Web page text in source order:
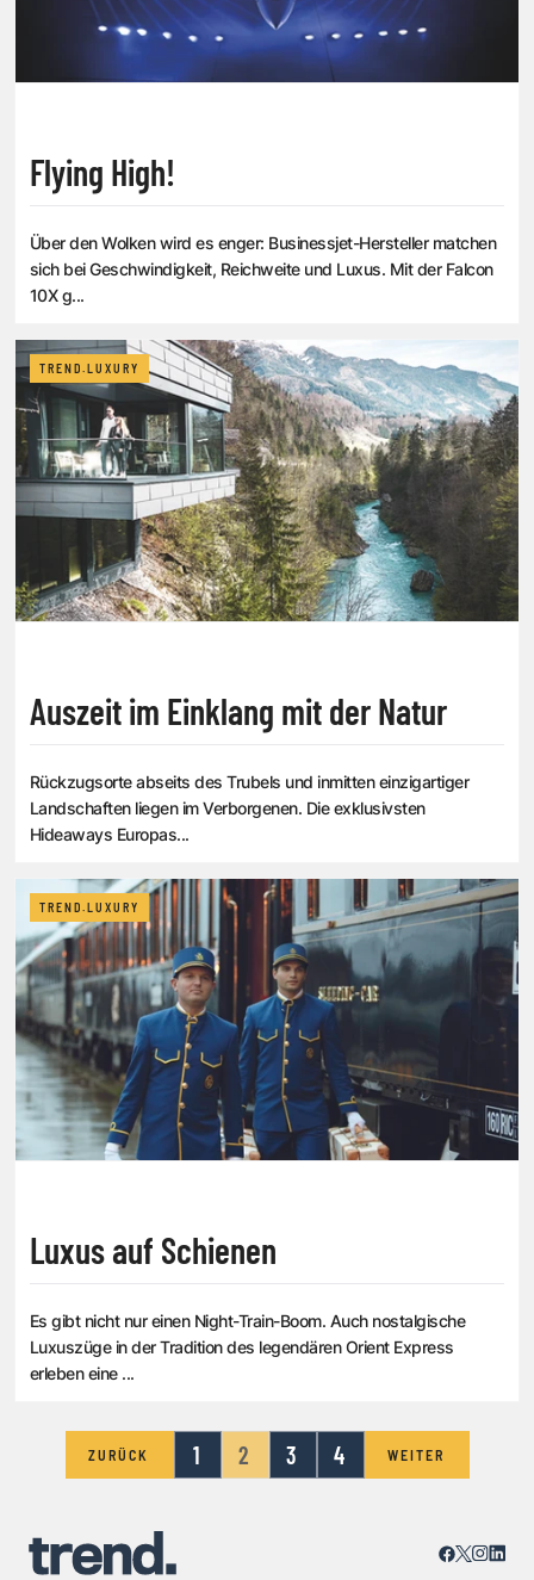
Flying High!
Über den Wolken wird es enger: Businessjet-Hersteller matchen
sich bei Geschwindigkeit, Reichweite und Luxus. Mit der Falcon
10X g...
TREND.LUXURY
Auszeit im Einklang mit der Natur
Rückzugsorte abseits des Trubels und inmitten einzigartiger
Landschaften liegen im Verborgenen. Die exklusivsten
Hideaways Europas...
TREND.LUXURY
Luxus auf Schienen
Es gibt nicht nur einen Night-Train-Boom. Auch nostalgische
Luxuszüge in der Tradition des legendären Orient Express
erleben eine ...
ZURÜCK 1 2 3 4 WEITER